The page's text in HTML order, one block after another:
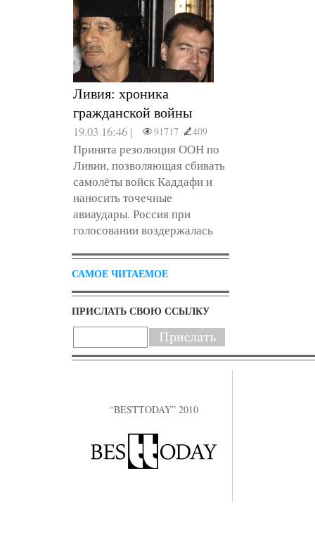
Ливия: хроника
гражданской войны
19.03 16:46 | 91717 409
Принята резолюция ООН по
Ливии, позволяющая сбивать
самолёты войск Каддафи и
наносить точечные
авиаудары. Россия при
голосовании воздержалась
САМОЕ ЧИТАЕМОЕ
ПРИСЛАТЬ СВОЮ ССЫЛКУ
“BESTTODAY” 2010